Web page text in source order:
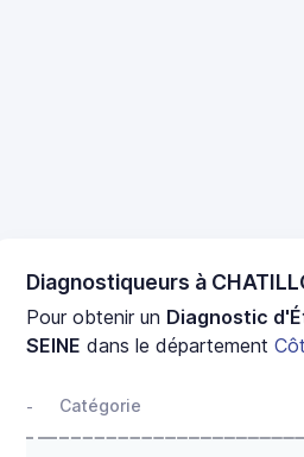
Diagnostiqueurs à
Pour obtenir un Diagnostic
SEINE dans le département
- Catégorie